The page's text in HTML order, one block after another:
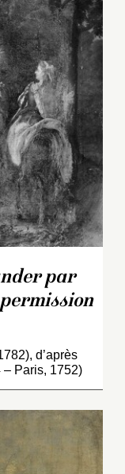
par
d’après
Paris, 1752)